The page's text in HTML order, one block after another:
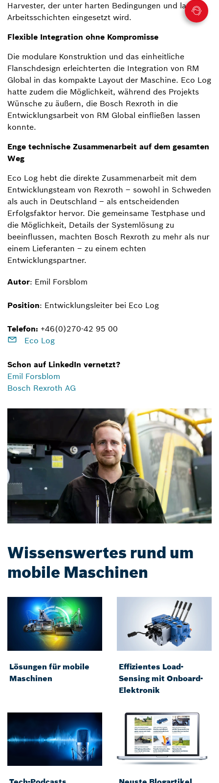
Harvester, der unter harten Bedingungen und langen
Arbeitsschichten eingesetzt wird.
Flexible Integration ohne Kompromisse
Die modulare Konstruktion und das einheitliche
Flanschdesign erleichterten die Integration von RM
Global in das kompakte Layout der Maschine. Eco Log
hatte zudem die Möglichkeit, während des Projekts
Wünsche zu äußern, die Bosch Rexroth in die
Entwicklungsarbeit von RM Global einfließen lassen
konnte.
Enge technische Zusammenarbeit auf dem gesamten
Weg
Eco Log hebt die direkte Zusammenarbeit mit dem
Entwicklungsteam von Rexroth – sowohl in Schweden
als auch in Deutschland – als entscheidenden
Erfolgsfaktor hervor. Die gemeinsame Testphase und
die Möglichkeit, Details der Systemlösung zu
beeinflussen, machten Bosch Rexroth zu mehr als nur
einem Lieferanten – zu einem echten
Entwicklungspartner.
Autor: Emil Forsblom
Position: Entwicklungsleiter bei Eco Log
Telefon: +46(0)270-42 95 00
Eco Log
Schon auf LinkedIn vernetzt?
Emil Forsblom
Bosch Rexroth AG
Wissenswertes rund um
mobile Maschinen
Lösungen für mobile
Maschinen
Effizientes Load-
Sensing mit Onboard-
Elektronik